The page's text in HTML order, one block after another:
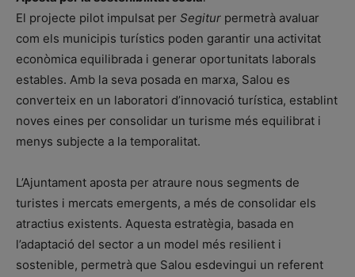
El projecte pilot impulsat per Segitur permetrà avaluar
com els municipis turístics poden garantir una activitat
econòmica equilibrada i generar oportunitats laborals
estables. Amb la seva posada en marxa, Salou es
converteix en un laboratori d’innovació turística, establint
noves eines per consolidar un turisme més equilibrat i
menys subjecte a la temporalitat.
L’Ajuntament aposta per atraure nous segments de
turistes i mercats emergents, a més de consolidar els
atractius existents. Aquesta estratègia, basada en
l’adaptació del sector a un model més resilient i
sostenible, permetrà que Salou esdevingui un referent